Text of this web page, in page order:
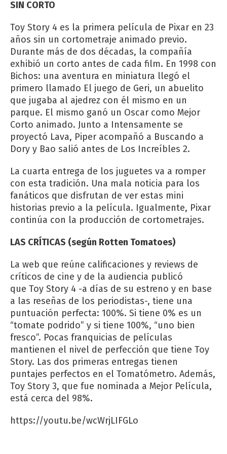
SIN CORTO
Toy Story 4 es la primera película de Pixar en 23
años sin un cortometraje animado previo.
Durante más de dos décadas, la compañía
exhibió un corto antes de cada film. En 1998 con
Bichos: una aventura en miniatura llegó el
primero llamado El juego de Geri, un abuelito
que jugaba al ajedrez con él mismo en un
parque. El mismo ganó un Oscar como Mejor
Corto animado. Junto a Intensamente se
proyectó Lava, Piper acompañó a Buscando a
Dory y Bao salió antes de Los Increíbles 2.
La cuarta entrega de los juguetes va a romper
con esta tradición. Una mala noticia para los
fanáticos que disfrutan de ver estas mini
historias previo a la película. Igualmente, Pixar
continúa con la producción de cortometrajes.
LAS CRÍTICAS (según Rotten Tomatoes)
La web que reúne calificaciones y reviews de
críticos de cine y de la audiencia publicó
que Toy Story 4 -a días de su estreno y en base
a las reseñas de los periodistas-, tiene una
puntuación perfecta: 100%. Si tiene 0% es un
“tomate podrido” y si tiene 100%, “uno bien
fresco”. Pocas franquicias de películas
mantienen el nivel de perfección que tiene Toy
Story. Las dos primeras entregas tienen
puntajes perfectos en el Tomatómetro. Además,
Toy Story 3, que fue nominada a Mejor Película,
está cerca del 98%.
https://youtu.be/wcWrjLIFGLo